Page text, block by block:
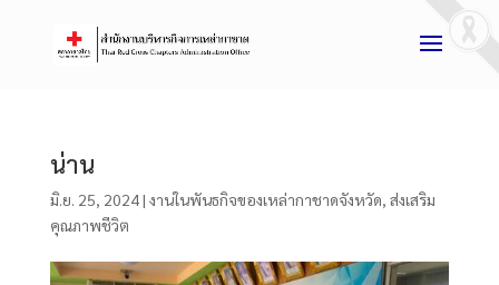
น่าน
มิ.ย. 25, 2024| งานในพันธกิจของเหล่ากาชาดจังหวัด, ส่งเสริม
คุณภาพชีวิต